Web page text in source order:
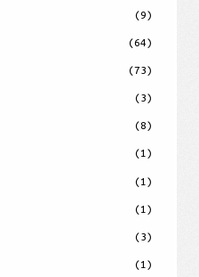
(9)
(64)
(73)
(3)
(8)
(1)
(1)
(1)
(3)
(1)